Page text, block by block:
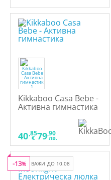
Kikkaboo Casa Bebe -
Активна гимнастика
40,85
€ 79,90
лв.
ВАЖИ ДО 10.08
-13%